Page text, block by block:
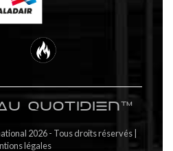
quotidien™
2026 - Tous droits réservés |
légales